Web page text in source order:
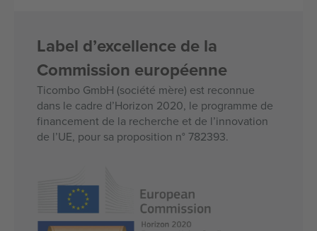
Label d’excellence de la
Commission européenne
Ticombo GmbH (société mère) est reconnue
dans le cadre d’Horizon 2020, le programme de
financement de la recherche et de l’innovation
de l’UE, pour sa proposition n° 782393.